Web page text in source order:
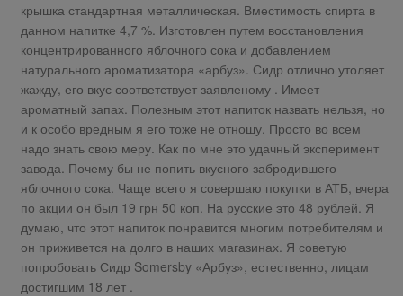
крышка стандартная металлическая. Вместимость спирта в
данном напитке 4,7 %. Изготовлен путем восстановления
концентрированного яблочного сока и добавлением
натурального ароматизатора «арбуз». Сидр отлично утоляет
жажду, его вкус соответствует заявленому . Имеет
ароматный запах. Полезным этот напиток назвать нельзя, но
и к особо вредным я его тоже не отношу. Просто во всем
надо знать свою меру. Как по мне это удачный эксперимент
завода. Почему бы не попить вкусного забродившего
яблочного сока. Чаще всего я совершаю покупки в АТБ, вчера
по акции он был 19 грн 50 коп. На русские это 48 рублей. Я
думаю, что этот напиток понравится многим потребителям и
он приживется на долго в наших магазинах. Я советую
попробовать Сидр Somersby «Арбуз», естественно, лицам
достигшим 18 лет .